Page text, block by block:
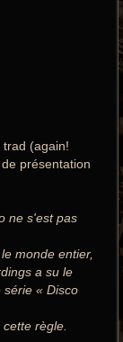
trad (again!
présentation
ne s'est pas
monde entier,
a su le
série « Disco
règle.